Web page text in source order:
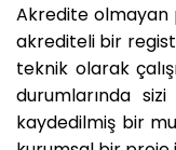
Akredite
akrediteli bir
teknik olarak
durumlarında
kaydedilmiş bir